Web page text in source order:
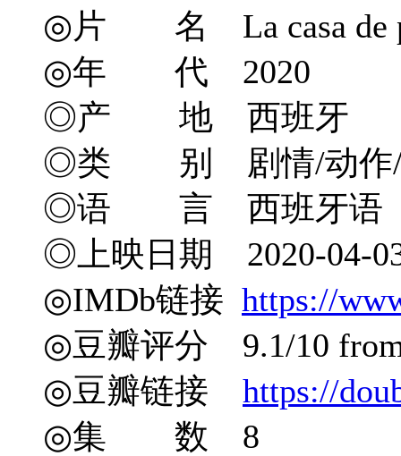
◎片 名 La casa de
◎年 代 2020
◎产 地 西班牙
◎类 别 剧情/动作/
◎语 言 西班牙语
◎上映日期 2020-04-
◎IMDb链接 https://
◎豆瓣评分 9.1/10 from
◎豆瓣链接 https://
◎集 数 8